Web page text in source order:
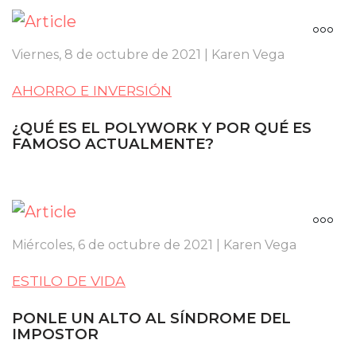
Viernes, 8 de octubre de 2021 | Karen Vega
AHORRO E INVERSIÓN
¿QUÉ ES EL POLYWORK Y POR QUÉ ES
FAMOSO ACTUALMENTE?
Miércoles, 6 de octubre de 2021 | Karen Vega
ESTILO DE VIDA
PONLE UN ALTO AL SÍNDROME DEL
IMPOSTOR